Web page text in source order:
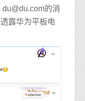
du@du.com的消
露华为平板电